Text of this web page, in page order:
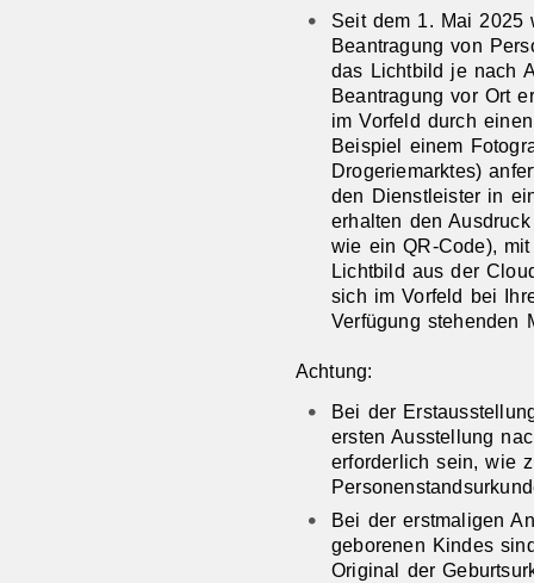
Seit dem 1. Mai 2025
Beantragung von
das Lichtbild je nach
Beantragung vor Ort
im Vorfeld durch
Beispiel einem
Drogeriemarktes)
den Dienstleister in
erhalten den
wie ein QR-Code),
Lichtbild aus der
sich im Vorfeld bei
Verfügung stehenden
Achtung:
Bei der
ersten Ausstellung
erforderlich sein, wie
Bei der erstmaligen
geborenen Kindes
Original der